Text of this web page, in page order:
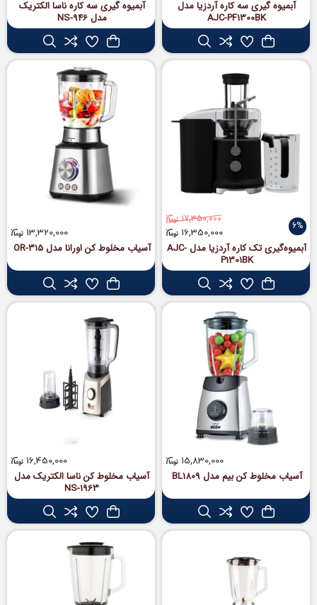
آبمیوه گیری سه کاره آردزیا مدل
AJC-PF1300BK
آبمیوه گیری سه کاره ناسا الکتریک
مدل NS-946
6%
17,350,000
16,350,000
آبمیوه‌گیری تک کاره آردزیا مدل AJC-
P1301BK
13,320,000
آسیاب مخلوط‌ کن اورانا مدل OR-315
15,830,000
آسیاب مخلوط کن بیم مدل BL1809
16,450,000
آسیاب مخلوط‌ کن ناسا الکتریک مدل
NS-1963